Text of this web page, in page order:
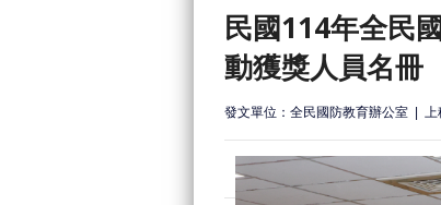
民國114年全民
動獲獎人員名冊
發文單位：全民國防教育辦公室 上